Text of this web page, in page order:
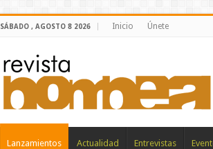
SÁBADO , AGOSTO 8 2026 Inicio Únete
Lanzamientos Actualidad Entrevistas